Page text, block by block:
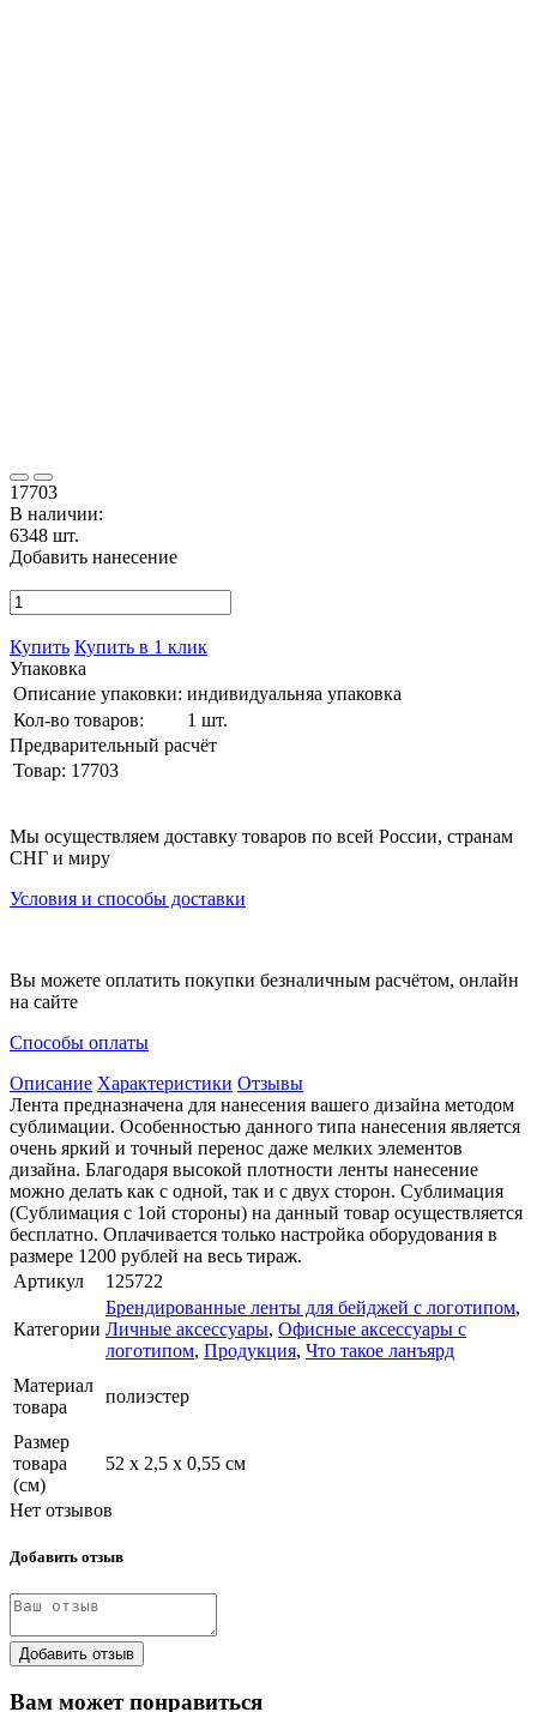
17703
В наличии:
6348 шт.
Добавить нанесение
Купить Купить в 1 клик
Упаковка
Описание упаковки: индивидуальняа упаковка
Кол-во товаров:
1 шт.
Предварительный расчёт
Товар: 17703
Мы осуществляем доставку товаров по всей России, странам
СНГ и миру
Условия и способы доставки
Вы можете оплатить покупки безналичным расчётом, онлайн
на сайте
Способы оплаты
Описание Характеристики Отзывы
Лента предназначена для нанесения вашего дизайна методом
сублимации. Особенностью данного типа нанесения является
очень яркий и точный перенос даже мелких элементов
дизайна. Благодаря высокой плотности ленты нанесение
можно делать как с одной, так и с двух сторон. Сублимация
(Сублимация с 1ой стороны) на данный товар осуществляется
бесплатно. Оплачивается только настройка оборудования в
размере 1200 рублей на весь тираж.
Артикул
125722
Категории
Брендированные ленты для бейджей с логотипом,
Личные аксессуары, Офисные аксессуары с
логотипом, Продукция, Что такое ланъярд
Материал
товара
полиэстер
Размер
товара
(см)
52 х 2,5 х 0,55 см
Нет отзывов
Добавить отзыв
Добавить отзыв
Вам может понравиться